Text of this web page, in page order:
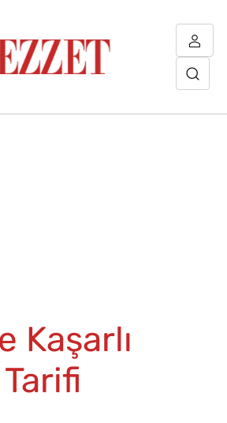
Kaşarlı